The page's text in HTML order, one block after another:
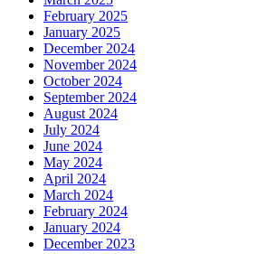
February 2025
January 2025
December 2024
November 2024
October 2024
September 2024
August 2024
July 2024
June 2024
May 2024
April 2024
March 2024
February 2024
January 2024
December 2023